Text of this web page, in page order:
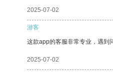
2025-07-02
游客
这款app的客服非常专业，遇到
2025-07-02